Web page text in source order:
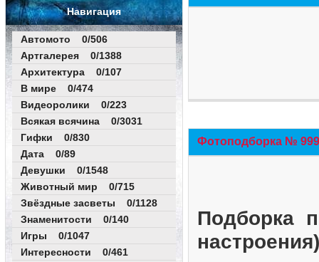
Навигация
Автомото 0/506
Артгалерея 0/1388
Архитектура 0/107
В мире 0/474
Видеоролики 0/223
Всякая всячина 0/3031
Гифки 0/830
Дата 0/89
Девушки 0/1548
Животный мир 0/715
Звёздные засветы 0/1128
Знаменитости 0/140
Игры 0/1047
Интересности 0/461
Фотоподборка №
Подборка